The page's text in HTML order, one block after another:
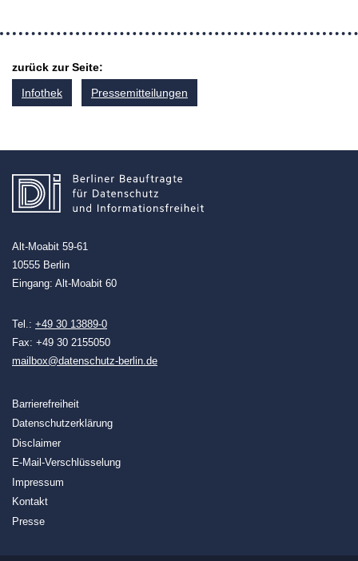
zurück zur Seite:
Infothek
Pressemitteilungen
Alt-Moabit 59-61
10555 Berlin
Eingang: Alt-Moabit 60
Tel.: +49 30 13889-0
Fax: +49 30 2155050
mailbox@datenschutz-berlin.de
Barrierefreiheit
Datenschutzerklärung
Disclaimer
E-Mail-Verschlüsselung
Impressum
Kontakt
Presse